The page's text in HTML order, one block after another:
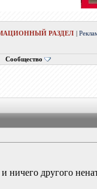
РАЗДЕЛ |
Сообщество
ничего другого